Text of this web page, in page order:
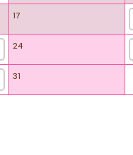
17
24
31